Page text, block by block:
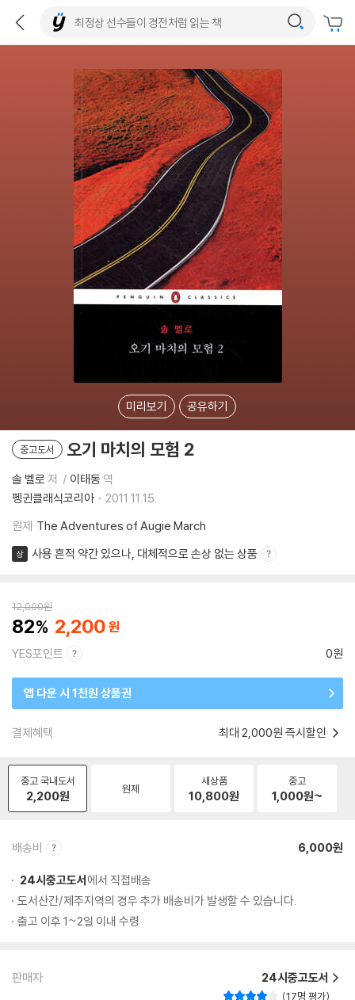
미리보기 공유하기
중고도서 오기 마치의 모험 2
솔 벨로 저 이태동 역
펭귄클래식코리아
2011.11.15.
원제 The Adventures of Augie March
상 사용 흔적 약간 있으나, 대체적으로 손상 없는 상품
12,000원
82 2,200
YES포인트 0원
앱 다운 시 1천원 상품권
결제혜택 최대 2,000원 즉시할인
중고 국내도서
2,200원 원제
새상품
10,800원
중고
1,000원~
배송비 6,000원
24시중고도서에서 직접배송
도서산간/제주지역의 경우 추가 배송비가 발생할 수 있습니다.
출고 이후 1~2일 이내 수령
판매자 24시중고도서
17명 평가